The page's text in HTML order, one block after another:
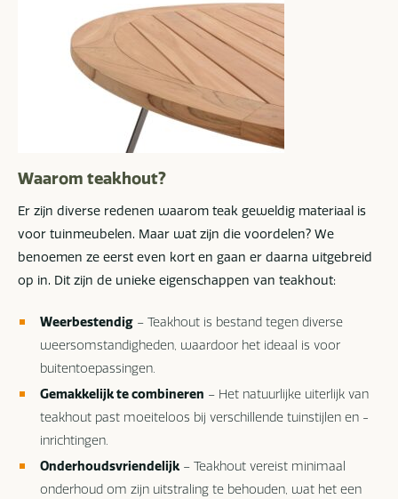
Waarom teakhout?
Er zijn diverse redenen waarom teak geweldig materiaal is
voor tuinmeubelen. Maar wat zijn die voordelen? We
benoemen ze eerst even kort en gaan er daarna uitgebreid
op in. Dit zijn de unieke eigenschappen van teakhout:
Weerbestendig – Teakhout is bestand tegen diverse
weersomstandigheden, waardoor het ideaal is voor
buitentoepassingen.
Gemakkelijk te combineren – Het natuurlijke uiterlijk van
teakhout past moeiteloos bij verschillende tuinstijlen en -
inrichtingen.
Onderhoudsvriendelijk – Teakhout vereist minimaal
onderhoud om zijn uitstraling te behouden, wat het een